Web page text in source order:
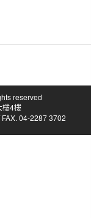
reserved
樓4樓
04-2287 3702